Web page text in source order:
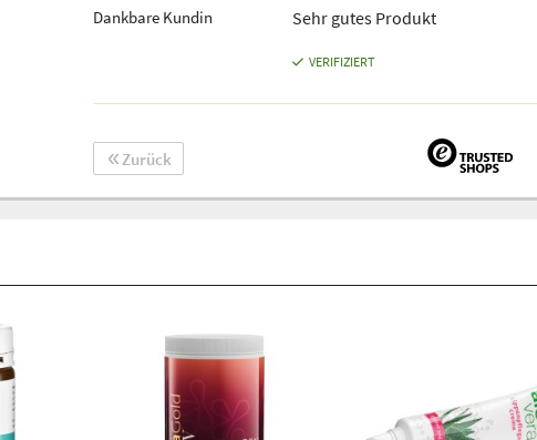
Dankbare Kundin
Sehr gutes Produkt
VERIFIZIERT
Zurück